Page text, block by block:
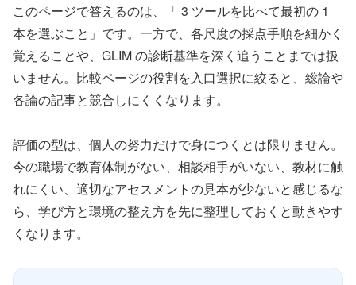
このページで答えるのは、「 3 ツールを比べて最初の 1
本を選ぶこと」です。一方で、各尺度の採点手順を細かく
覚えることや、GLIM の診断基準を深く追うことまでは扱
いません。比較ページの役割を入口選択に絞ると、総論や
各論の記事と競合しにくくなります。
評価の型は、個人の努力だけで身につくとは限りません。
今の職場で教育体制がない、相談相手がいない、教材に触
れにくい、適切なアセスメントの見本が少ないと感じるな
ら、学び方と環境の整え方を先に整理しておくと動きやす
くなります。